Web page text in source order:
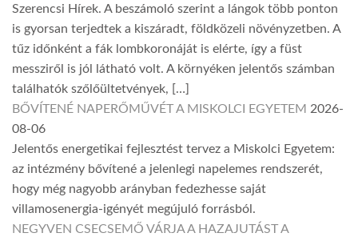
Szerencsi Hírek. A beszámoló szerint a lángok több ponton
is gyorsan terjedtek a kiszáradt, földközeli növényzetben. A
tűz időnként a fák lombkoronáját is elérte, így a füst
messziről is jól látható volt. A környéken jelentős számban
találhatók szőlőültetvények, […]
BŐVÍTENÉ NAPERŐMŰVÉT A MISKOLCI EGYETEM 2026-
08-06
Jelentős energetikai fejlesztést tervez a Miskolci Egyetem:
az intézmény bővítené a jelenlegi napelemes rendszerét,
hogy még nagyobb arányban fedezhesse saját
villamosenergia-igényét megújuló forrásból.
NEGYVEN CSECSEMŐ VÁRJA A HAZAJUTÁST A